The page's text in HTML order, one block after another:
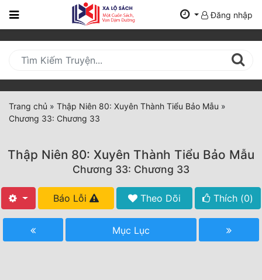
Trang
Mới
Cập
Nhật
(current)
Thể Loại
Tất Cả
Hoàn Thành
Đăng nhập
Trang chủ » Thập Niên 80: Xuyên Thành Tiểu Bảo Mẫu »
Chương 33: Chương 33
Thập Niên 80: Xuyên Thành Tiểu Bảo Mẫu
Chương 33: Chương 33
Báo Lỗi Theo Dõi Thích (0)
Mục Lục